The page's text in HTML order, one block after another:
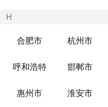
H
合肥市 杭州市
呼和浩特 邯郸市
惠州市 淮安市